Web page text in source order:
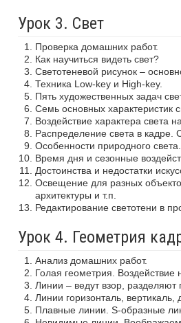
Урок 3. Свет
Проверка домашних работ.
Как научиться видеть свет?
Светотеневой рисунок –
Техника Low-key и High-key.
Пять художественных задач
Семь основных характеристик
Воздействие характера света
Распределение света в кадре.
Особенности природного
Время дня и сезонные
Достоинства и недостатки
Освещение для разных
архитектуры и т.п.
Редактирование светотени в
Урок 4. Геометрия
Анализ домашних работ.
Голая геометрия. Воздействие
Линии – ведут взор,
Линии горизонталь, вертикаль,
Плавные линии. S-образные